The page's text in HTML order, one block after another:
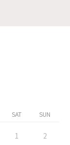
SAT SUN
1 2